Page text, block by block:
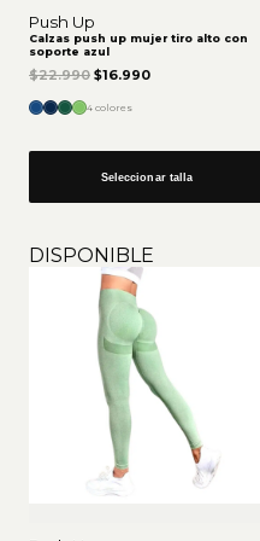
Push Up
Calzas push up mujer tiro alto con
soporte azul
$22.990 El precio original era:
$16.990El precio
4 colores
Seleccionar talla
DISPONIBLE